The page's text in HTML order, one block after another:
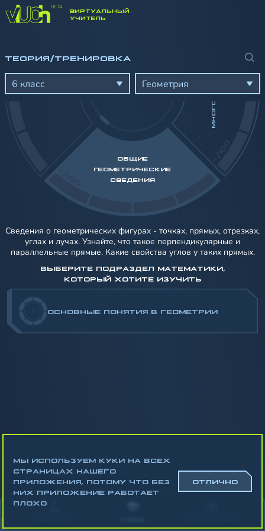
ВИРТУАЛЬНЫЙ
УЧИТЕЛЬ
6 класс Геометрия
ТЕОРИЯ/ТРЕНИРОВКА МНОГОУГОЛЬНИКИ
ОБЩИЕ
ГЕОМЕТРИЧЕСКИЕ
СВЕДЕНИЯ
- ОСНОВНЫЕ ПОНЯТИЯ В ГЕОМЕТРИИ
ВЫБЕРИТЕ ПОДРАЗДЕЛ МАТЕМАТИКИ,
КОТОРЫЙ ХОТИТЕ ИЗУЧИТЬ
Сведения о геометрических фигурах - точках, прямых, отрезках,
углах и лучах. Узнайте, что такое перпендикулярные и
параллельные прямые. Какие свойства углов у таких прямых.
Математика
Геометрия
МЫ ИСПОЛЬЗУЕМ КУКИ НА ВСЕХ
СТРАНИЦАХ НАШЕГО
ПРИЛОЖЕНИЯ, ПОТОМУ ЧТО БЕЗ
НИХ ПРИЛОЖЕНИЕ РАБОТАЕТ
ПЛОХО
ОТЛИЧНО